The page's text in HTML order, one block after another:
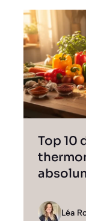
Top 10
Léa